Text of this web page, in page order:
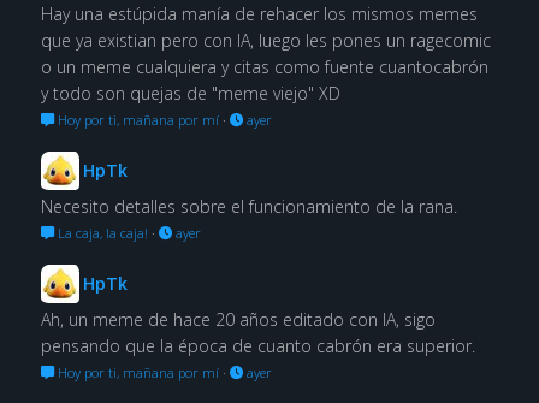
Hay una estúpida manía de rehacer los mismos memes
que ya existian pero con IA, luego les pones un ragecomic
o un meme cualquiera y citas como fuente cuantocabrón
y todo son quejas de "meme viejo" XD
Hoy por ti, mañana por mí· ayer
HpTk
Necesito detalles sobre el funcionamiento de la rana.
La caja, la caja! · ayer
HpTk
Ah, un meme de hace 20 años editado con IA, sigo
pensando que la época de cuanto cabrón era superior.
Hoy por ti, mañana por mí· ayer